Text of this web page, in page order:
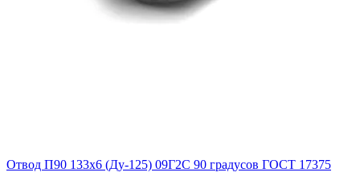
Отвод П90 133х6 (Ду-125) 09Г2С 90 градусов ГОСТ 17375